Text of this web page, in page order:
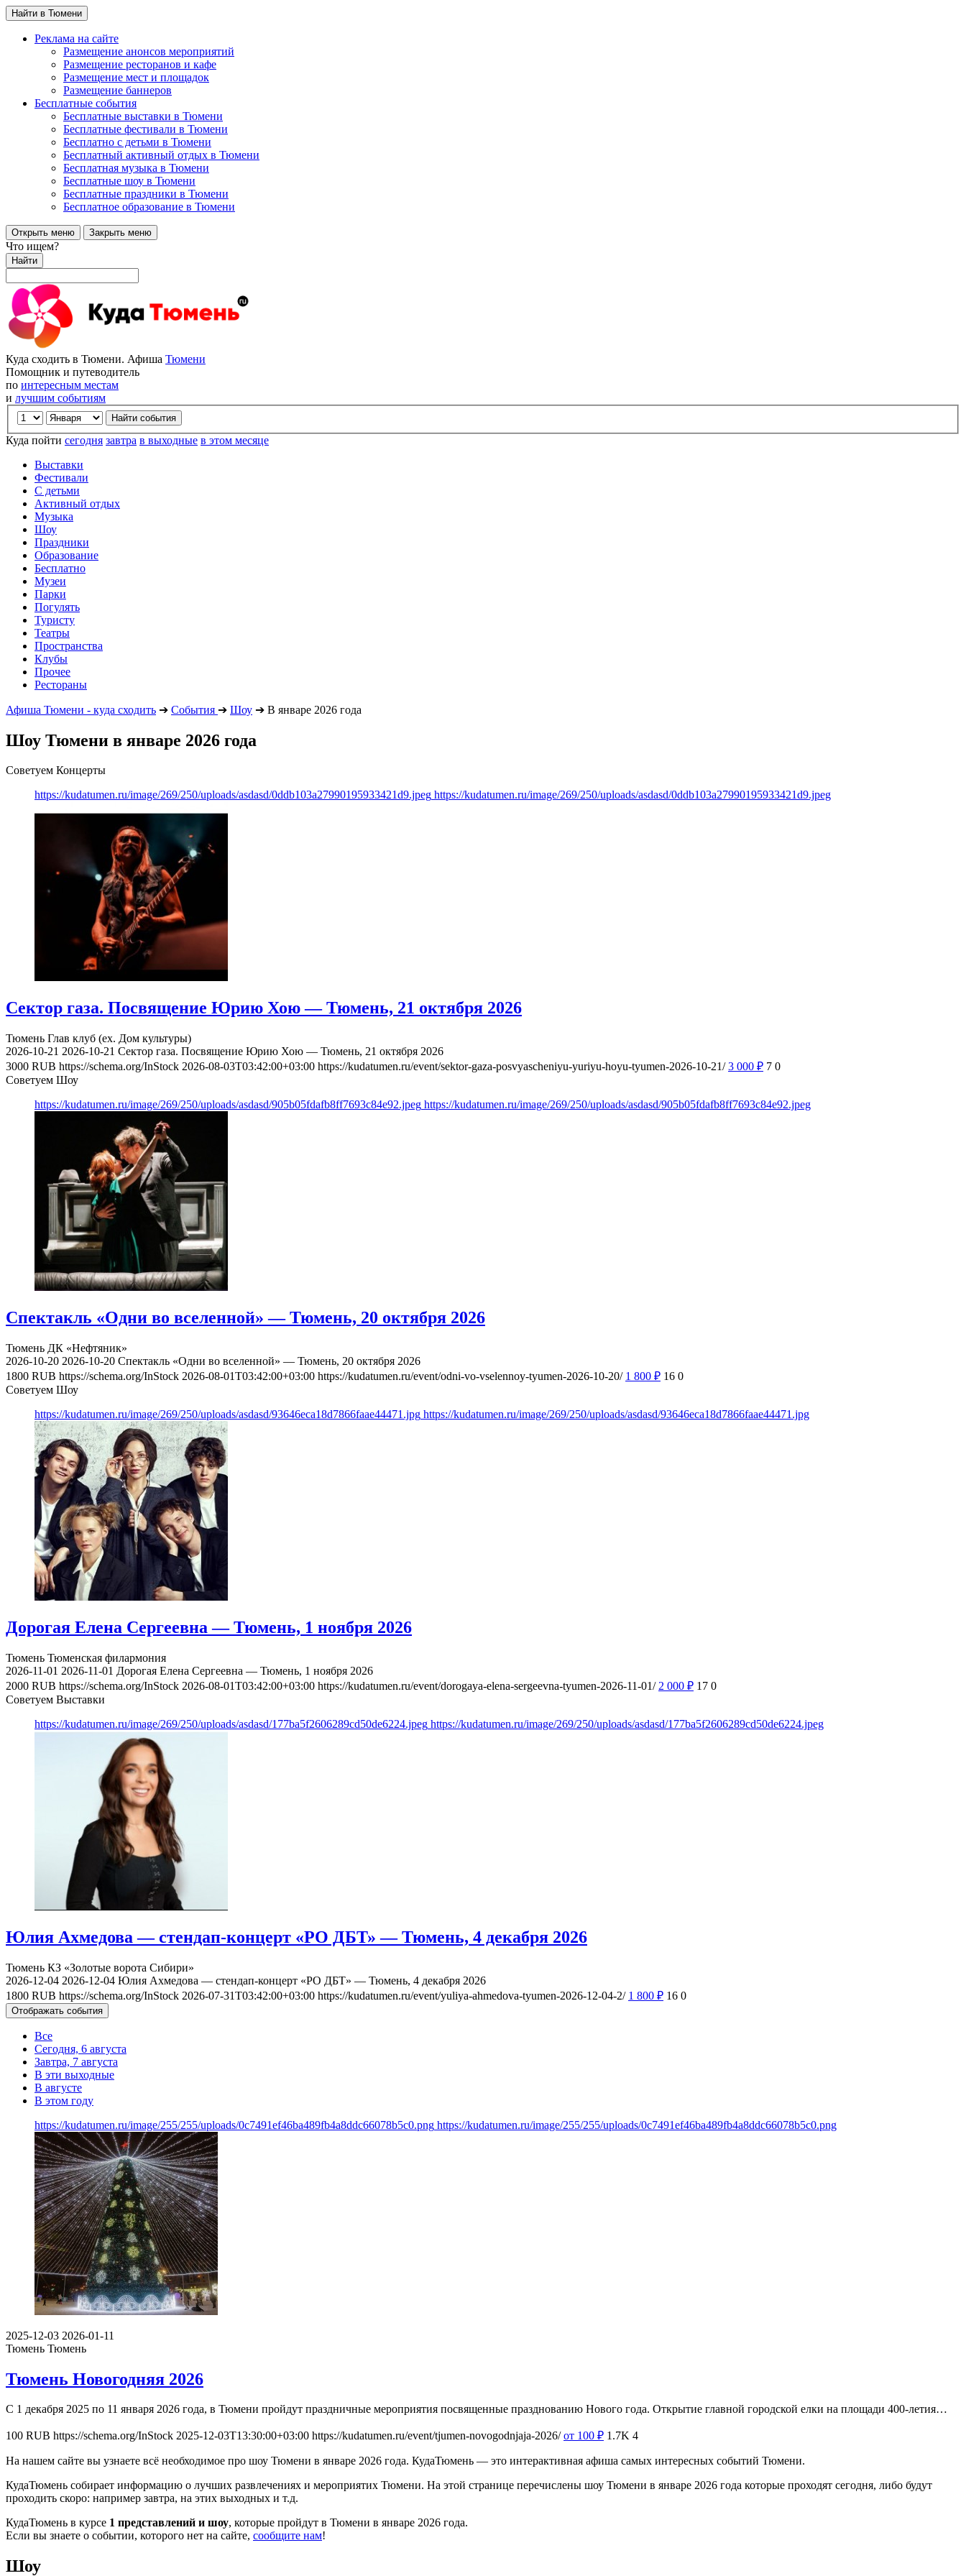
Найти в Тюмени
Реклама на сайте
Размещение анонсов мероприятий
Размещение ресторанов и кафе
Размещение мест и площадок
Размещение баннеров
Бесплатные события
Бесплатные выставки в Тюмени
Бесплатные фестивали в Тюмени
Бесплатно с детьми в Тюмени
Бесплатный активный отдых в Тюмени
Бесплатная музыка в Тюмени
Бесплатные шоу в Тюмени
Бесплатные праздники в Тюмени
Бесплатное образование в Тюмени
Открыть меню Закрыть меню
Что ищем?
Найти
Куда сходить в Тюмени. Афиша Тюмени
Помощник и путеводитель
по интересным местам
и лучшим событиям
Куда пойти сегодня завтра в выходные в этом месяце
Выставки
Фестивали
С детьми
Активный отдых
Музыка
Шоу
Праздники
Образование
Бесплатно
Музеи
Парки
Погулять
Туристу
Театры
Пространства
Клубы
Прочее
Рестораны
Афиша Тюмени - куда сходить ➔ События ➔ Шоу ➔ В январе 2026 года
Шоу Тюмени в январе 2026 года
Советуем Концерты
https://kudatumen.ru/image/269/250/uploads/asdasd/0ddb103a27990195933421d9.jpeg https://kudatumen.ru/image/269/250/uploads/asdasd/0ddb103a27990195933421d9.jpeg
Сектор газа. Посвящение Юрию Хою — Тюмень, 21 октября 2026
Тюмень Глав клуб (ex. Дом культуры)
2026-10-21 2026-10-21 Сектор газа. Посвящение Юрию Хою — Тюмень, 21 октября 2026
3000 RUB https://schema.org/InStock 2026-08-03T03:42:00+03:00 https://kudatumen.ru/event/sektor-gaza-posvyascheniyu-yuriyu-hoyu-tyumen-2026-10-21/ 3 000 ₽ 7 0
Советуем Шоу
https://kudatumen.ru/image/269/250/uploads/asdasd/905b05fdafb8ff7693c84e92.jpeg https://kudatumen.ru/image/269/250/uploads/asdasd/905b05fdafb8ff7693c84e92.jpeg
Спектакль «Одни во вселенной» — Тюмень, 20 октября 2026
Тюмень ДК «Нефтяник»
2026-10-20 2026-10-20 Спектакль «Одни во вселенной» — Тюмень, 20 октября 2026
1800 RUB https://schema.org/InStock 2026-08-01T03:42:00+03:00 https://kudatumen.ru/event/odni-vo-vselennoy-tyumen-2026-10-20/ 1 800 ₽ 16 0
Советуем Шоу
https://kudatumen.ru/image/269/250/uploads/asdasd/93646eca18d7866faae44471.jpg https://kudatumen.ru/image/269/250/uploads/asdasd/93646eca18d7866faae44471.jpg
Дорогая Елена Сергеевна — Тюмень, 1 ноября 2026
Тюмень Тюменская филармония
2026-11-01 2026-11-01 Дорогая Елена Сергеевна — Тюмень, 1 ноября 2026
2000 RUB https://schema.org/InStock 2026-08-01T03:42:00+03:00 https://kudatumen.ru/event/dorogaya-elena-sergeevna-tyumen-2026-11-01/ 2 000 ₽ 17 0
Советуем Выставки
https://kudatumen.ru/image/269/250/uploads/asdasd/177ba5f2606289cd50de6224.jpeg https://kudatumen.ru/image/269/250/uploads/asdasd/177ba5f2606289cd50de6224.jpeg
Юлия Ахмедова — стендап-концерт «РО ДБТ» — Тюмень, 4 декабря 2026
Тюмень КЗ «Золотые ворота Сибири»
2026-12-04 2026-12-04 Юлия Ахмедова — стендап-концерт «РО ДБТ» — Тюмень, 4 декабря 2026
1800 RUB https://schema.org/InStock 2026-07-31T03:42:00+03:00 https://kudatumen.ru/event/yuliya-ahmedova-tyumen-2026-12-04-2/ 1 800 ₽ 16 0
Отображать события
Все
Сегодня, 6 августа
Завтра, 7 августа
В эти выходные
В августе
В этом году
https://kudatumen.ru/image/255/255/uploads/0c7491ef46ba489fb4a8ddc66078b5c0.png https://kudatumen.ru/image/255/255/uploads/0c7491ef46ba489fb4a8ddc66078b5c0.png
2025-12-03 2026-01-11
Тюмень Тюмень
Тюмень Новогодняя 2026
С 1 декабря 2025 по 11 января 2026 года, в Тюмени пройдут праздничные мероприятия посвященные празднованию Нового года. Открытие главной городской елки на площади 400-летия…
100 RUB https://schema.org/InStock 2025-12-03T13:30:00+03:00 https://kudatumen.ru/event/tjumen-novogodnjaja-2026/ от 100 ₽ 1.7K 4
На нашем сайте вы узнаете всё необходимое про шоу Тюмени в январе 2026 года. КудаТюмень — это интерактивная афиша самых интересных событий Тюмени.
КудаТюмень собирает информацию о лучших развлечениях и мероприятих Тюмени. На этой странице перечислены шоу Тюмени в январе 2026 года которые проходят сегодня, либо будут
проходить скоро: например завтра, на этих выходных и т.д.
КудаТюмень в курсе 1 представлений и шоу, которые пройдут в Тюмени в январе 2026 года.
Если вы знаете о событии, которого нет на сайте, сообщите нам!
Шоу